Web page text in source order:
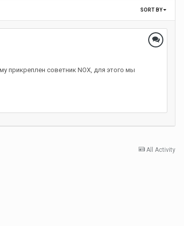
SORT BY
прикреплен советник NOX, для этого мы
All Activity